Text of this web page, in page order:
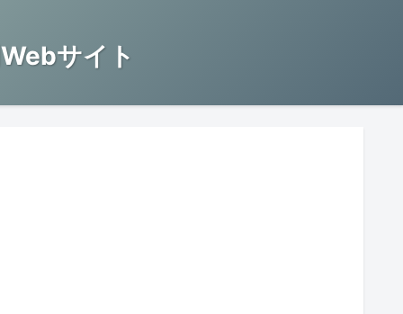
サイト